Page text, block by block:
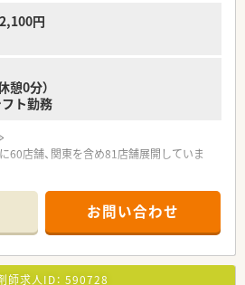
加が可能です。
2名による薬剤師を鍛える「マッスル研
があります。
円
憩0分）
ト勤務
60店舗、関東を含め81店舗展開していま
ても良い環境だと思います。
ライベートも充実出来る環境です。
お問い合わせ
師求人ID： 590728